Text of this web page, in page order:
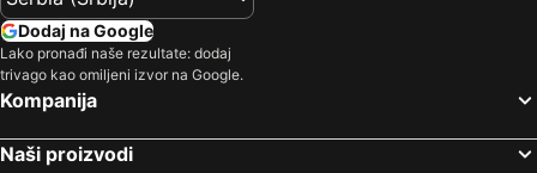
Dodaj na Google
Lako pronađi naše rezultate: dodaj
trivago kao omiljeni izvor na Google.
Kompanija
Naši proizvodi